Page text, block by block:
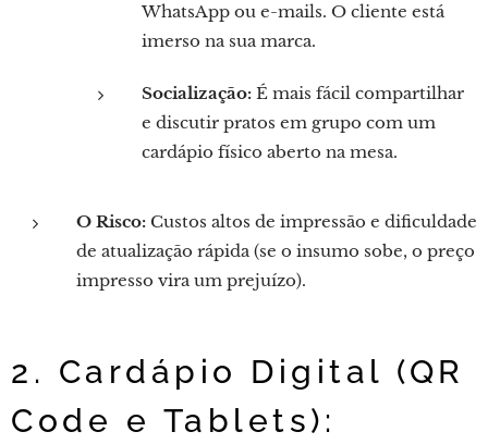
WhatsApp ou e-mails. O cliente está
imerso na sua marca.
Socialização: É mais fácil compartilhar
e discutir pratos em grupo com um
cardápio físico aberto na mesa.
O Risco: Custos altos de impressão e dificuldade
de atualização rápida (se o insumo sobe, o preço
impresso vira um prejuízo).
2. Cardápio Digital (QR
Code e Tablets):